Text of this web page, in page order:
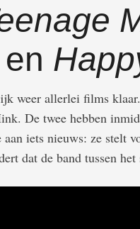
en
weer allerlei films
De twee hebben
iets nieuws: ze stelt
dat de band tussen